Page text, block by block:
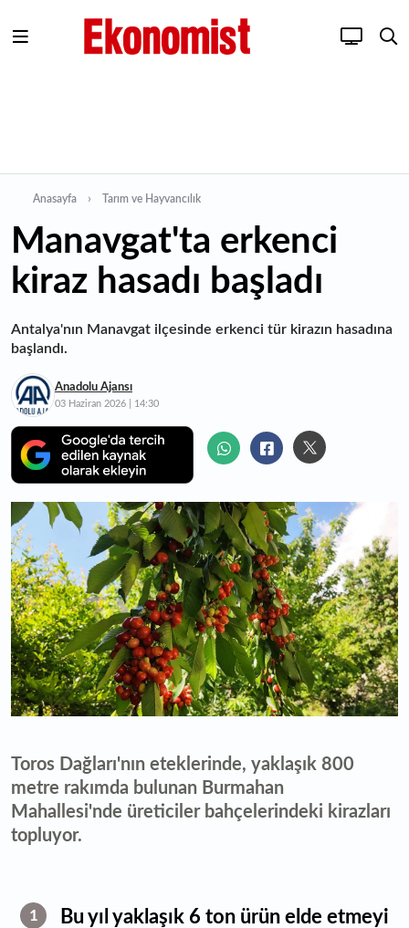
Anasayfa Tarım ve Hayvancılık
Manavgat'ta erkenci
kiraz hasadı başladı
Antalya'nın Manavgat ilçesinde erkenci tür kirazın hasadına
başlandı.
Anadolu Ajansı
03 Haziran 2026 | 14:30
Toros Dağları'nın eteklerinde, yaklaşık 800
metre rakımda bulunan Burmahan
Mahallesi'nde üreticiler bahçelerindeki kirazları
topluyor.
1
Bu yıl yaklaşık 6 ton ürün elde etmeyi